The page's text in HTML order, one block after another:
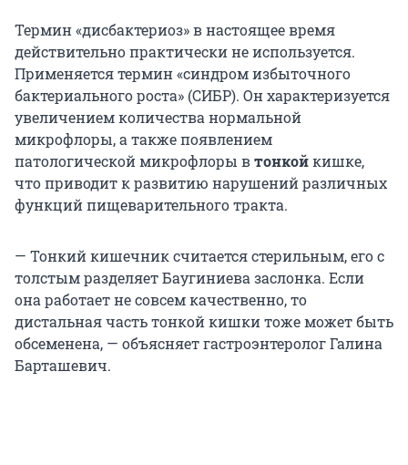
Термин «дисбактериоз» в настоящее время
действительно практически не используется.
Применяется термин «синдром избыточного
бактериального роста» (СИБР). Он характеризуется
увеличением количества нормальной
микрофлоры, а также появлением
патологической микрофлоры втонкойкишке,
что приводит к развитию нарушений различных
функций пищеварительного тракта.
— Тонкий кишечник считается стерильным, его с
толстым разделяет Баугиниева заслонка. Если
она работает не совсем качественно, то
дистальная часть тонкой кишки тоже может быть
обсеменена, — объясняет гастроэнтеролог Галина
Барташевич.